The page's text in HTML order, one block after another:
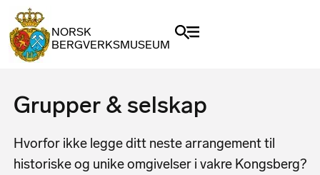
NORSK
BERGVERKSMUSEUM
Grupper & selskap
Hvorfor ikke legge ditt neste arrangement til
historiske og unike omgivelser i vakre Kongsberg?